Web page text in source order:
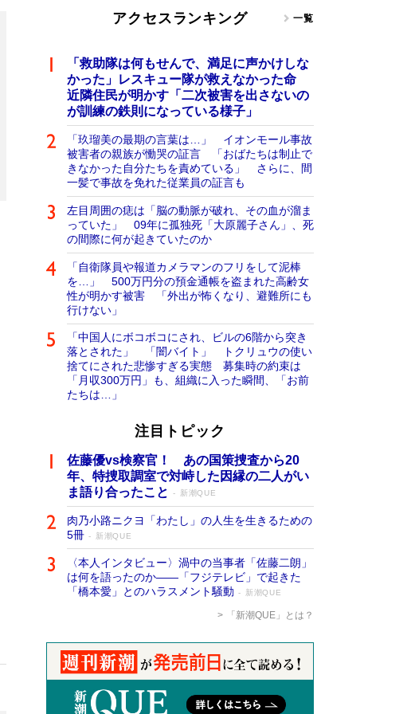
アクセスランキング 一覧
「救助隊は何もせんで、満足に声かけしな
かった」レスキュー隊が救えなかった命
近隣住民が明かす「二次被害を出さないの
が訓練の鉄則になっている様子」
「玖瑠美の最期の言葉は…」 イオンモール事故
被害者の親族が慟哭の証言 「おばたちは制止で
きなかった自分たちを責めている」 さらに、間
一髪で事故を免れた従業員の証言も
左目周囲の痣は「脳の動脈が破れ、その血が溜ま
っていた」 09年に孤独死「大原麗子さん」、死
の間際に何が起きていたのか
「自衛隊員や報道カメラマンのフリをして泥棒
を…」 500万円分の預金通帳を盗まれた高齢女
性が明かす被害 「外出が怖くなり、避難所にも
行けない」
「中国人にボコボコにされ、ビルの6階から突き
落とされた」 「闇バイト」 トクリュウの使い
捨てにされた悲惨すぎる実態 募集時の約束は
「月収300万円」も、組織に入った瞬間、「お前
たちは…」
注目トピック
佐藤優vs検察官！ あの国策捜査から20
年、特捜取調室で対峙した因縁の二人がい
ま語り合ったこと
新潮QUE
肉乃小路ニクヨ「わたし」の人生を生きるための
5冊
新潮QUE
〈本人インタビュー〉渦中の当事者「佐藤二朗」
は何を語ったのか――「フジテレビ」で起きた
「橋本愛」とのハラスメント騒動
新潮QUE
「新潮QUE」とは？